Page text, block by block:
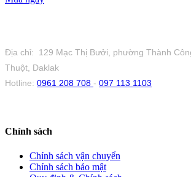
Địa chỉ: 129 Mạc Thị Bưởi, phường Thành
Thuột, Daklak
Hotline: 0961 208 708 - 097 113 1103
Chính sách
Chính sách vận chuyển
Chính sách bảo mật